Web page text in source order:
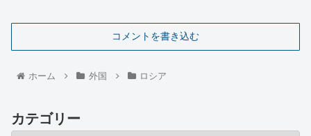
コメントを書き込む
ホーム 外国 ロシア
カテゴリー